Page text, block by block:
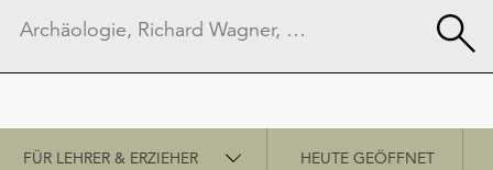
Schnellzugriff
FÜR LEHRER & ERZIEHER HEUTE GEÖFFNET